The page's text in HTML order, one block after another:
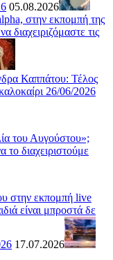
05.08.2026
στην εκπομπή της
τις
Καππάτου: Τέλος
26/06/2026
του Αυγούστου»;
το διαχειριστούμε
στην εκπομπή live
είναι μπροστά δε
17.07.2026